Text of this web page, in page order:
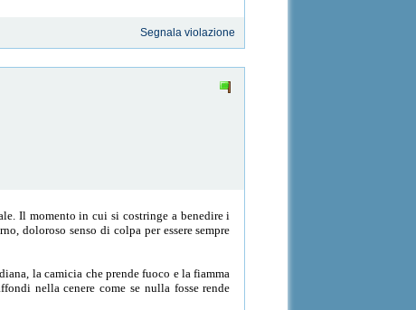
Segnala violazione
Il momento in cui si costringe a benedire i
doloroso senso di colpa per essere sempre
la camicia che prende fuoco e la fiamma
nella cenere come se nulla fosse rende